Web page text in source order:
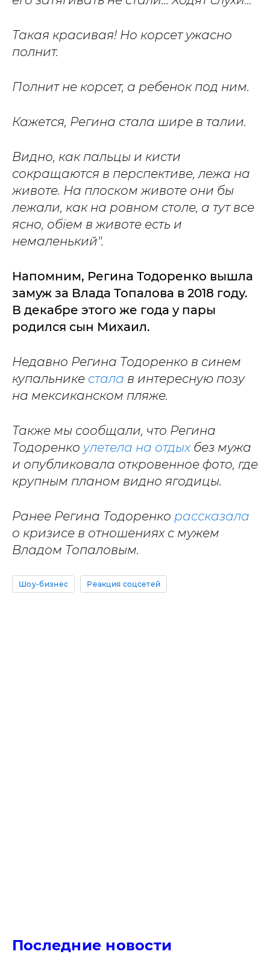
Такая красивая! Но корсет ужасно
полнит.
Полнит не корсет, а ребенок под ним.
Кажется, Регина стала шире в талии.
Видно, как пальцы и кисти
сокращаются в перспективе, лежа на
животе. На плоском животе они бы
лежали, как на ровном столе, а тут все
ясно, обїем в животе есть и
немаленький".
Напомним, Регина Тодоренко вышла
замуж за Влада Топалова в 2018 году.
В декабре этого же года у пары
родился сын Михаил.
Недавно Регина Тодоренко в синем
купальнике стала в интересную позу
на мексиканском пляже.
Также мы сообщали, что Регина
Тодоренко улетела на отдыхбез мужа
и опубликовала откровенное фото, где
крупным планом видно ягодицы.
Ранее Регина Тодоренко рассказала
о кризисе в отношениях с мужем
Владом Топаловым.
Шоу-бизнес Реакция соцсетей
Последние новости